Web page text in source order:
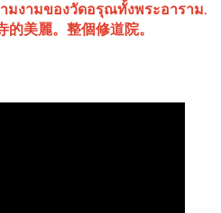
ามงามของวัดอรุณทั้งพระอาราม.
的美麗。整個修道院。